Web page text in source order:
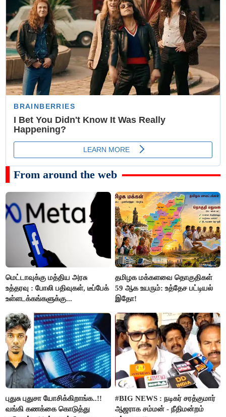
From around the web
மெட்டாவுக்கு மத்திய அரசு
உத்தரவு : போலி பதிவுகள், டீப்பேக்
உள்ளடக்கங்களுக்கு...
தமிழக மக்களவை தொகுதிகள்
59 ஆக உயரும்: உத்தேச பட்டியல்
இதோ!
புதுசு புதுசா யோசிக்கிறாங்க..!!
வங்கி கணக்கை கொடுத்து
#BIG NEWS : நடிகர் சரத்குமார்
ஆஜராக சம்மன் - நீதிமன்றம்